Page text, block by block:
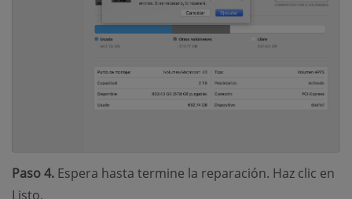
Paso 4. Espera hasta termine la reparación. Haz clic en
Listo.